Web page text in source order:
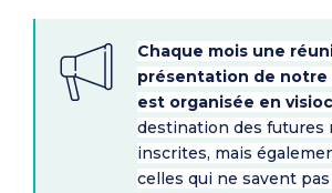
Chaque mois une
présentation de
est organisée en
destination des futures
inscrites, mais
celles qui ne savent